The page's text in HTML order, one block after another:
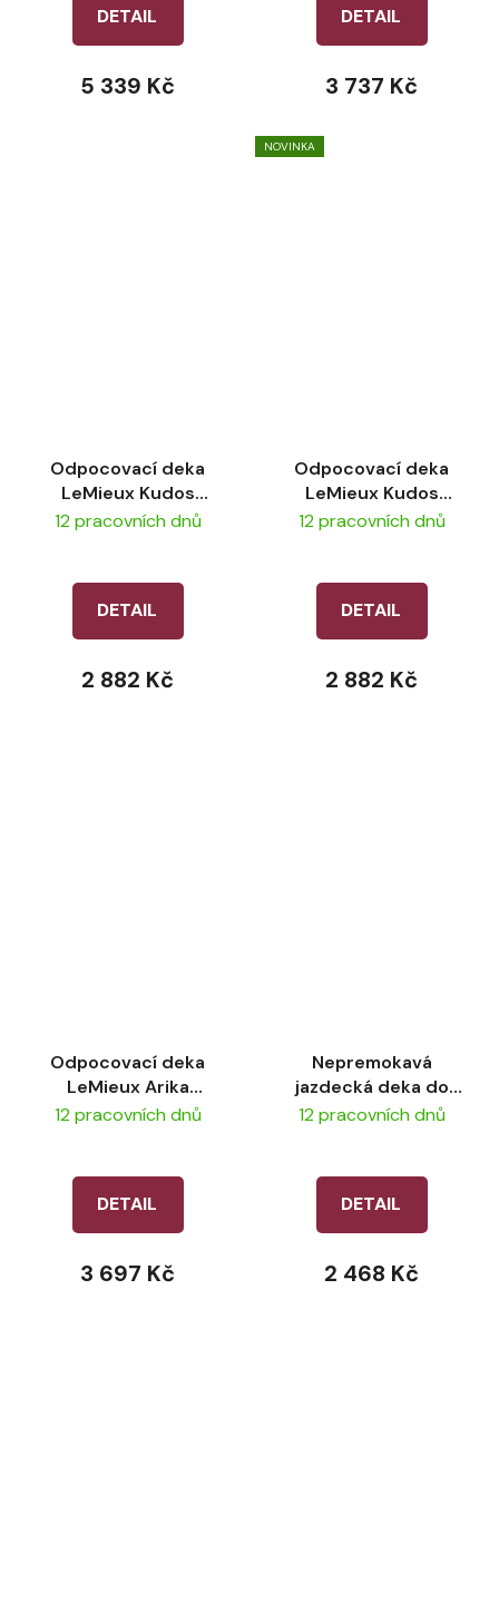
DETAIL
5 339 Kč
DETAIL
3 737 Kč
Odpocovací deka
LeMieux Kudos
Bamboo - Navy
12 pracovních dnů
DETAIL
2 882 Kč
NOVINKA
Odpocovací deka
LeMieux Kudos
Bamboo - Black
12 pracovních dnů
DETAIL
2 882 Kč
Odpocovací deka
LeMieux Arika
DryEase - Navy
12 pracovních dnů
DETAIL
3 697 Kč
Nepremokavá
jazdecká deka do
dažďa LeMieux - Navy
12 pracovních dnů
DETAIL
2 468 Kč